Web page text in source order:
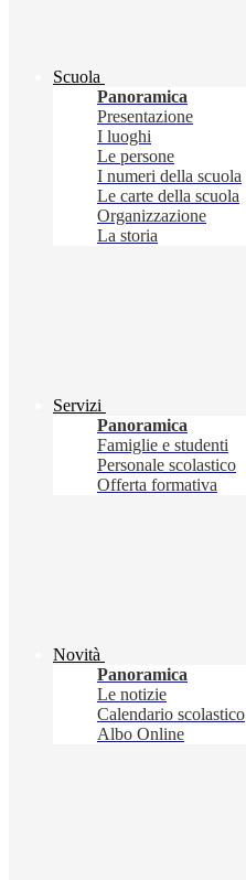
Scuola
Panoramica
Presentazione
I luoghi
Le persone
I numeri della scuola
Le carte della scuola
Organizzazione
La storia
Servizi
Panoramica
Famiglie e studenti
Personale scolastico
Offerta formativa
Novità
Panoramica
Le notizie
Calendario scolastico
Albo Online